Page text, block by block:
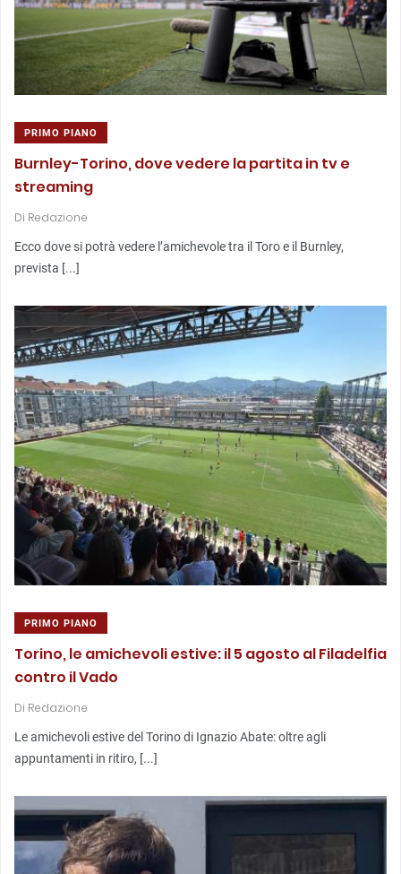
PRIMO PIANO
Burnley-Torino, dove vedere la partita in tv e
streaming
Di Redazione
Ecco dove si potrà vedere l’amichevole tra il Toro e il Burnley,
prevista [...]
PRIMO PIANO
Torino, le amichevoli estive: il 5 agosto al Filadelfia
contro il Vado
Di Redazione
Le amichevoli estive del Torino di Ignazio Abate: oltre agli
appuntamenti in ritiro, [...]